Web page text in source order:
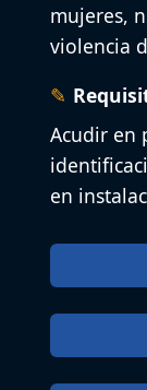
mujeres,
violencia
Acudir en
en